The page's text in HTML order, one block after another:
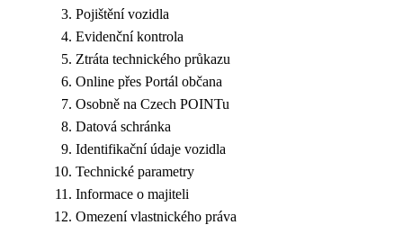
Pojištění vozidla
Evidenční kontrola
Ztráta technického průkazu
Online přes Portál občana
Osobně na Czech POINTu
Datová schránka
Identifikační údaje vozidla
Technické parametry
Informace o majiteli
Omezení vlastnického práva